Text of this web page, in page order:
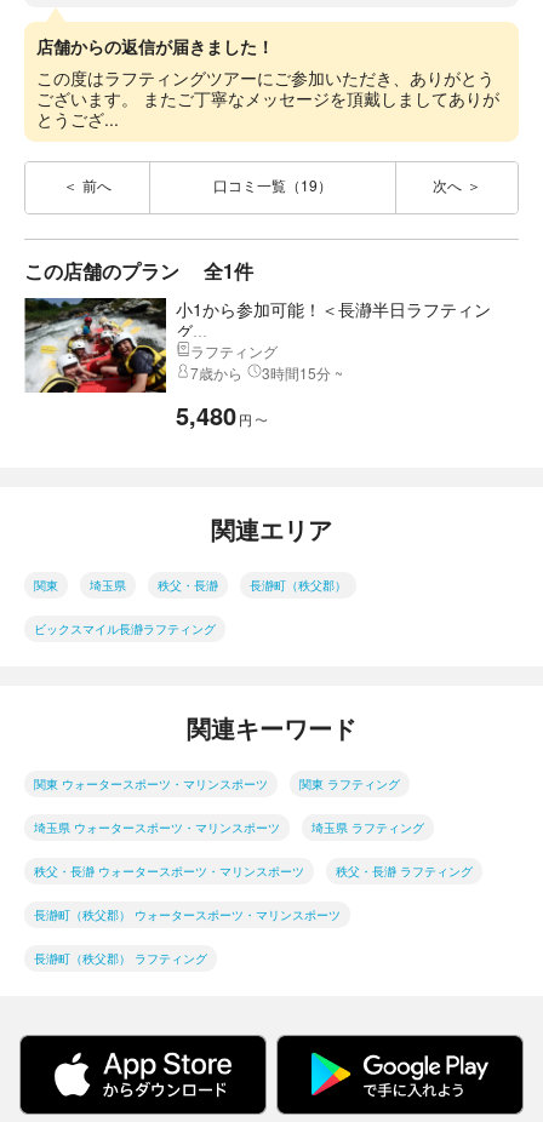
店舗からの返信が届きました！
この度はラフティングツアーにご参加いただき、ありがとう
ございます。 またご丁寧なメッセージを頂戴しましてありが
とうござ...
前へ 口コミ一覧（19） 次へ
この店舗のプラン 全1件
小1から参加可能！＜長瀞半日ラフティン
グ...
ラフティング
7歳から
3時間15分 ~
5,480円 〜
関連エリア
関東 埼玉県 秩父・長瀞 長瀞町（秩父郡）
ビックスマイル長瀞ラフティング
関連キーワード
関東 ウォータースポーツ・マリンスポーツ 関東 ラフティング
埼玉県 ウォータースポーツ・マリンスポーツ 埼玉県 ラフティング
秩父・長瀞 ウォータースポーツ・マリンスポーツ 秩父・長瀞 ラフティング
長瀞町（秩父郡） ウォータースポーツ・マリンスポーツ
長瀞町（秩父郡） ラフティング